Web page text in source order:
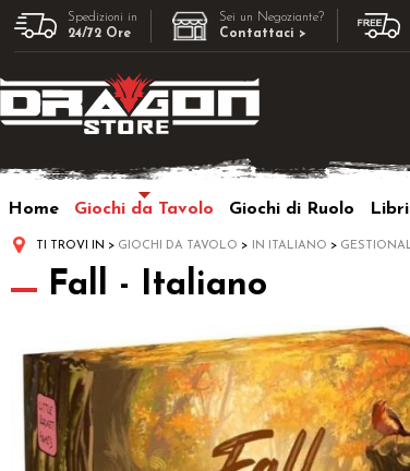
Spedizioni in
24/72 Ore
Sei un Negoziante?
Contattaci >
Home Giochi da Tavolo Giochi di Ruolo
TI TROVI IN GIOCHI DA TAVOLO IN ITALIANO
Fall - Italiano